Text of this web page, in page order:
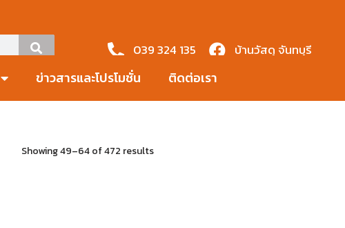
039 324 135
บ้านวัสดุ จันทบุรี
ข่าวสารและโปรโมชั่น ติดต่อเรา
Showing 49–64 of 472 results